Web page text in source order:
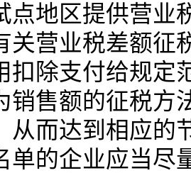
点地区提供营业
关营业税差额征
扣除支付给规定
销售额的征税方
从而达到相应的
单的企业应当尽